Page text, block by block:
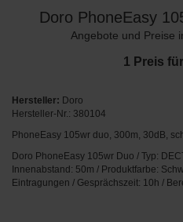
Doro PhoneEasy
Angebote und Preise
1 Preis für
Hersteller: Doro
Hersteller-Nr.: 380104
PhoneEasy 105wr duo, 300m, 30dB,
Doro PhoneEasy 105wr Duo / Typ:
Innenabstand: 50m / Produktfarbe:
Eintragungen / Gesprächszeit: 10h /